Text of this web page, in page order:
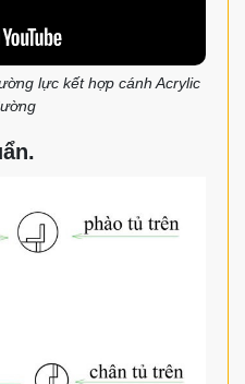
lực kết hợp cánh Acrylic